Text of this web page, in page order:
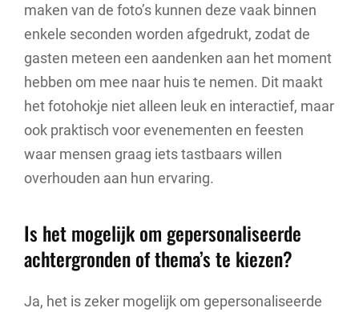
maken van de foto’s kunnen deze vaak binnen
enkele seconden worden afgedrukt, zodat de
gasten meteen een aandenken aan het moment
hebben om mee naar huis te nemen. Dit maakt
het fotohokje niet alleen leuk en interactief, maar
ook praktisch voor evenementen en feesten
waar mensen graag iets tastbaars willen
overhouden aan hun ervaring.
Is het mogelijk om gepersonaliseerde
achtergronden of thema’s te kiezen?
Ja, het is zeker mogelijk om gepersonaliseerde